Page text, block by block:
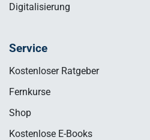
Digitalisierung
Service
Kostenloser Ratgeber
Fernkurse
Shop
Kostenlose E-Books